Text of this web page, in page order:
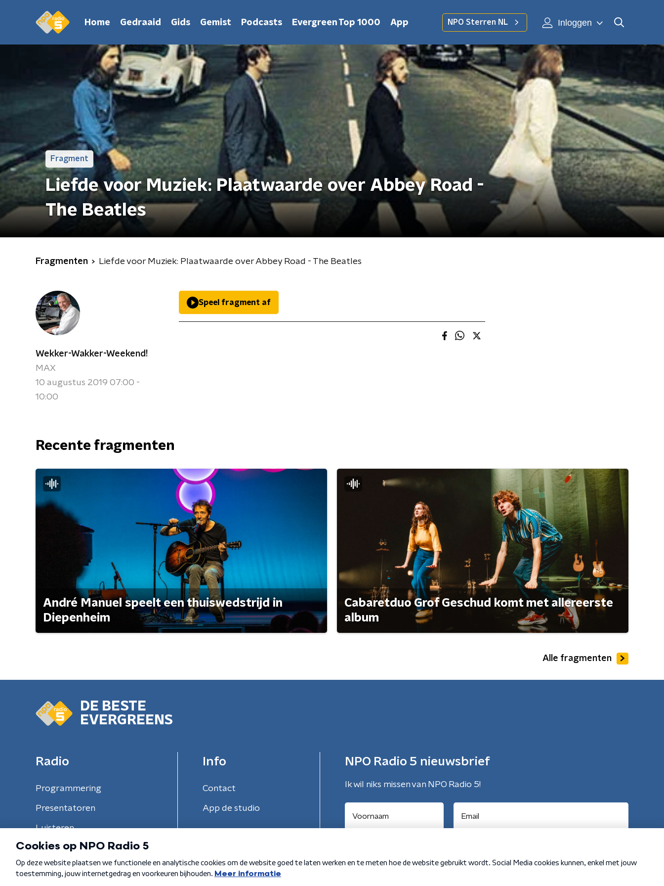
Home Gedraaid Gids Gemist Podcasts Evergreen Top 1000 App NPO Sterren NL Inloggen
Fragment
Liefde voor Muziek: Plaatwaarde over Abbey Road -
The Beatles
Fragmenten Liefde voor Muziek: Plaatwaarde over Abbey Road - The Beatles
Wekker-Wakker-Weekend!
MAX
10 augustus 2019 07:00 -
10:00
Speel fragment af
Recente fragmenten
André Manuel speelt een thuiswedstrijd in
Diepenheim
Cabaretduo Grof Geschud komt met allereerste
album
Alle fragmenten
DE BESTE
EVERGREENS
Radio
Programmering
Presentatoren
Luisteren
Info
Contact
App de studio
NPO Radio 5 nieuwsbrief
Ik wil niks missen van NPO Radio 5!
Algemene voorwaarden Privacybeleid